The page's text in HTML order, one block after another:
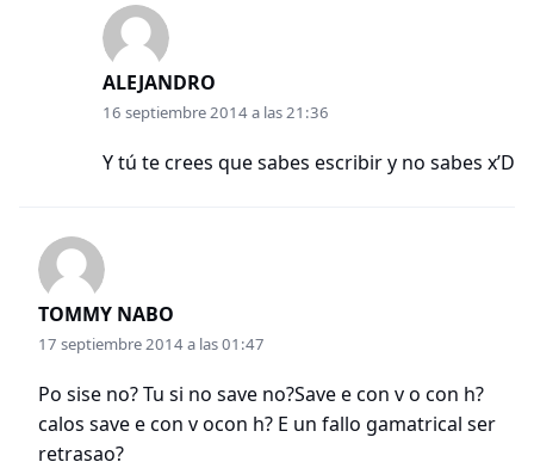
ALEJANDRO
16 septiembre 2014 a las 21:36
Y tú te crees que sabes escribir y no sabes x’D
TOMMY NABO
17 septiembre 2014 a las 01:47
Po sise no? Tu si no save no?Save e con v o con h?
calos save e con v ocon h? E un fallo gamatrical ser
retrasao?